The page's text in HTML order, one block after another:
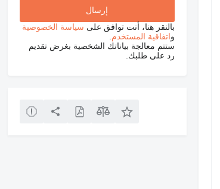
بالنقر هنا، أنت توافق على سياسة الخصوصية
واتفاقية المستخدم
ستتم معالجة بياناتك الشخصية بغرض تقديم
رد على طلبك.